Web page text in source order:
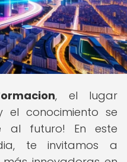
, el lugar
conocimiento se
al futuro! En este
te invitamos a